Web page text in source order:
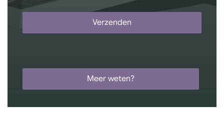
Meer weten?
Verzenden